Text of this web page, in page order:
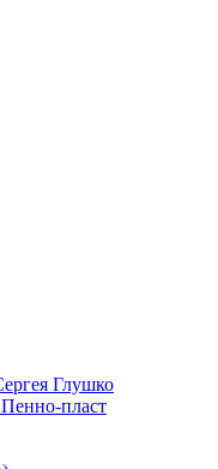
Глушко
пласт